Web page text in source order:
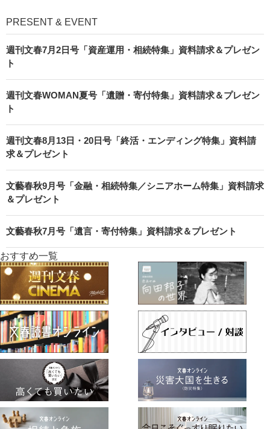
PRESENT & EVENT
週刊文春7月2日号「資産運用・相続特集」資料請求＆プレゼン
ト
週刊文春WOMAN夏号「遺贈・寄付特集」資料請求＆プレゼン
ト
週刊文春8月13日・20日号「終活・エンディング特集」資料請
求＆プレゼント
文藝春秋9月号「金融・相続特集／シニアホーム特集」資料請求
＆プレゼント
文藝春秋7月号「遺言・寄付特集」資料請求＆プレゼント
おすすめ一覧